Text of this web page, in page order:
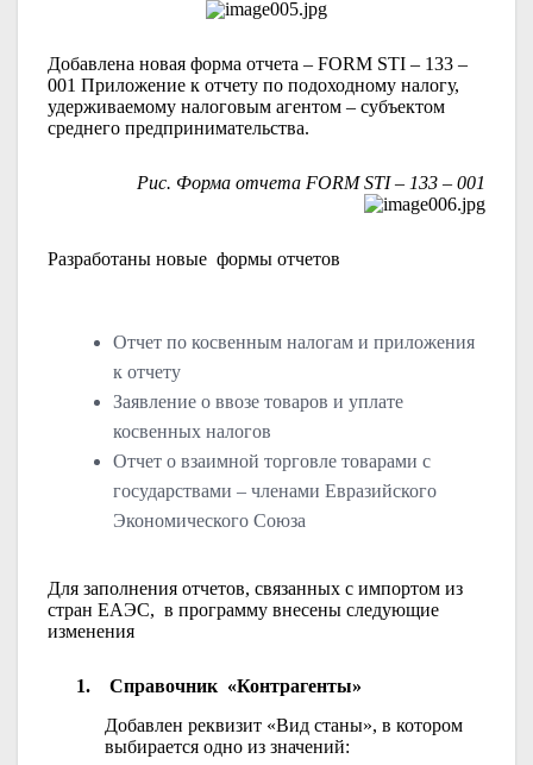
Добавлена новая форма отчета – FORM STI – 133 –
001 Приложение к отчету по подоходному налогу,
удерживаемому налоговым агентом – субъектом
среднего предпринимательства.
Рис. Форма отчета FORM STI– 133 – 001
Разработаны новые формы отчетов
Отчет по косвенным налогам и приложения
к отчету
Заявление о ввозе товаров и уплате
косвенных налогов
Отчет о взаимной торговле товарами с
государствами – членами Евразийского
Экономического Союза
Для заполнения отчетов, связанных с импортом из
стран EAЭС, в программу внесены следующие
изменения
1.
Справочник «Контрагенты»
Добавлен реквизит «Вид станы», в котором
выбирается одно из значений: